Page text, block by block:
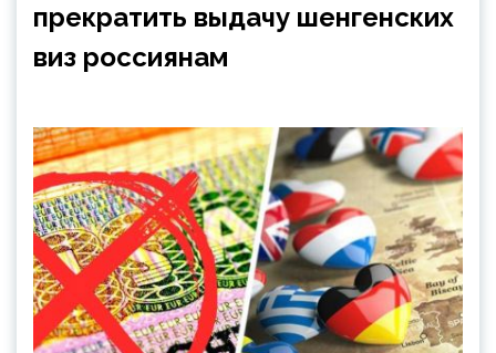
прекратить выдачу шенгенских
виз россиянам